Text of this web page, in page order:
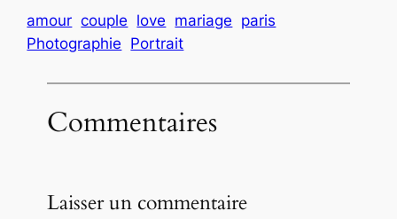
amour couple love mariage paris
Photographie Portrait
Commentaires
Laisser un commentaire